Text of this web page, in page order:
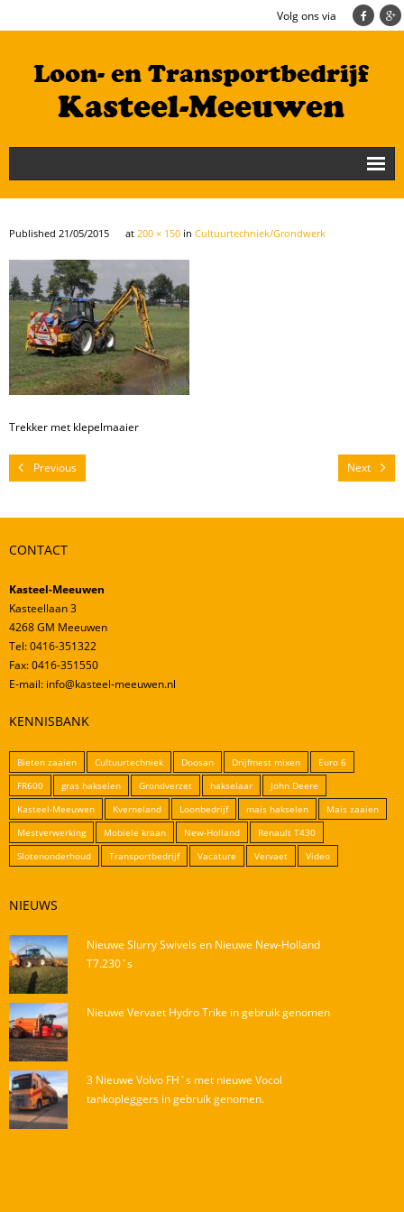
Volg ons via
Nieuws
Loonbedrijf
Transportbedrijf
Cultuurtechniek/Grondwerk
Geschiedenis
Te koop
Published 21/05/2015 at 200 × 150 in Cultuurtechniek/Grondwerk
Trekker met klepelmaaier
Previous Next
CONTACT
Kasteel-Meeuwen
Kasteellaan 3
4268 GM Meeuwen
Tel: 0416-351322
Fax: 0416-351550
E-mail: info@kasteel-meeuwen.nl
KENNISBANK
Bieten zaaien Cultuurtechniek Doosan Drijfmest mixen
Euro 6
FR600
gras hakselen Grondverzet hakselaar
John Deere
Kasteel-Meeuwen
Kverneland Loonbedrijf mais hakselen
Mais zaaien
Mestverwerking
Mobiele kraan New-Holland
Renault T430
Slotenonderhoud
Transportbedrijf Vacature Vervaet Video
NIEUWS
Nieuwe Slurry Swivels en Nieuwe New-Holland
T7.230`s
Nieuwe Vervaet Hydro Trike in gebruik genomen
3 Nieuwe Volvo FH`s met nieuwe Vocol
tankopleggers in gebruik genomen.